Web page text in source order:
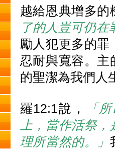
越給恩典增多的
了的人豈可仍在
勵人犯更多的罪
忍耐與寬容。主
的聖潔為我們人
羅12:1說，
「
上，當作活祭
理所當然的。」